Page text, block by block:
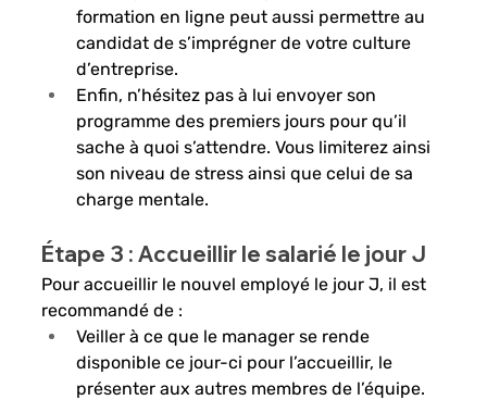
formation en ligne peut aussi permettre au
candidat de s’imprégner de votre culture
d’entreprise.
Enfin, n’hésitez pas à lui envoyer son
programme des premiers jours pour qu’il
sache à quoi s’attendre. Vous limiterez ainsi
son niveau de stress ainsi que celui de sa
charge mentale.
Étape 3 : Accueillir le salarié le jour J
Pour accueillir le nouvel employé le jour J, il est
recommandé de :
Veiller à ce que le manager se rende
disponible ce jour-ci pour l’accueillir, le
présenter aux autres membres de l’équipe.